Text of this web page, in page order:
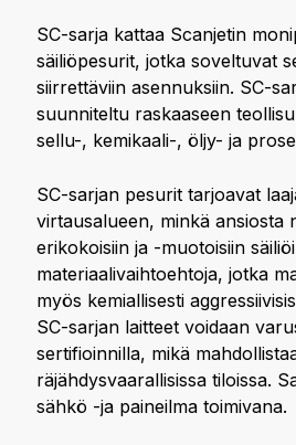
SC-sarja kattaa Scanjetin
säiliöpesurit, jotka soveltuvat
siirrettäviin asennuksiin. SC-
suunniteltu raskaaseen
sellu-, kemikaali-, öljy- ja
SC-sarjan pesurit tarjoavat
virtausalueen, minkä ansiosta
erikokoisiin ja -muotoisiin
materiaalivaihtoehtoja, jotka
myös kemiallisesti
SC-sarjan laitteet voidaan
sertifioinnilla, mikä
räjähdysvaarallisissa tiloissa.
sähkö -ja paineilma toimivana.